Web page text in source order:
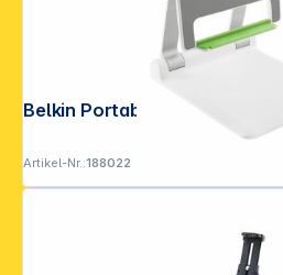
Artikel-Nr.:188022